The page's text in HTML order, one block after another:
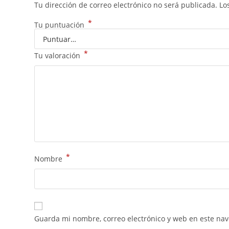
Tu dirección de correo electrónico no será publicada.
Tu puntuación *
Tu valoración *
Nombre *
Guarda mi nombre, correo electrónico y web en este